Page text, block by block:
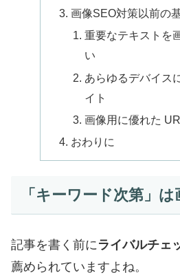
画像SEO対策以前の
重要なテキストを
い
あらゆるデバイス
イト
画像用に優れた
おわりに
「キーワード次第」
記事を書く前に ライバルチェ
薦められていますよね。